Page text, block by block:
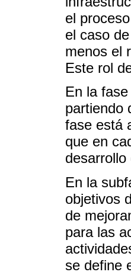
el
el caso
menos el
Este rol
En la
partiendo
fase está
que en
En la
objetivos
de
para las
se define